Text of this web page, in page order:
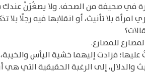
في صحيفة من الصحف. ولا يصغُرَنَّ
بلا تأنيث، أو انقلابها فيه رجلًا بلا
للمصارع.
فزادت إليهما خشية اليأس
والدلال، إلى الرغبة الحقيقية التي هي